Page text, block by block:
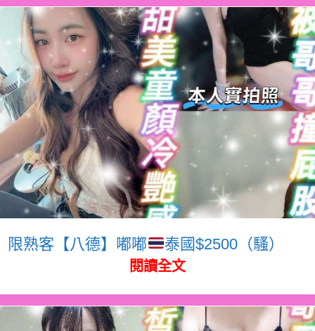
限熟客【八德】嘟嘟 泰國$2500（騷）
閱讀全文